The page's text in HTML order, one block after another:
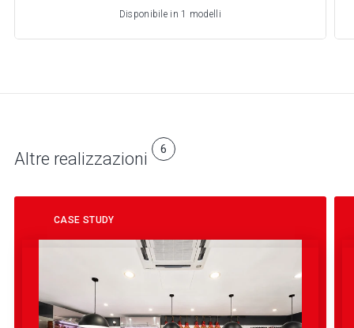
Disponibile in 1 modelli
Altre realizzazioni 6
CASE STUDY